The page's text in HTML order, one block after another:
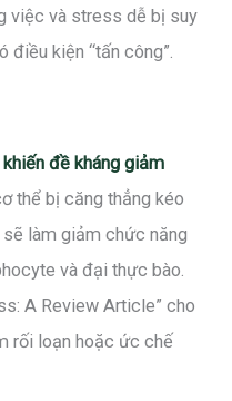
việc và stress dễ bị suy
kiện “tấn công”.
đề kháng giảm
thể bị căng thẳng kéo
làm giảm chức năng
và đại thực bào.
A Review Article” cho
rối loạn hoặc ức chế